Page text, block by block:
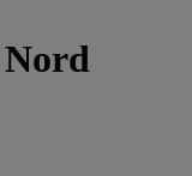
Nord